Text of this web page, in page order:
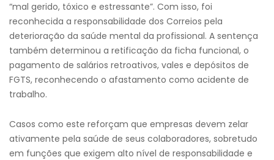
“mal gerido, tóxico e estressante”. Com isso, foi
reconhecida a responsabilidade dos Correios pela
deterioração da saúde mental da profissional. A sentença
também determinou a retificação da ficha funcional, o
pagamento de salários retroativos, vales e depósitos de
FGTS, reconhecendo o afastamento como acidente de
trabalho.
Casos como este reforçam que empresas devem zelar
ativamente pela saúde de seus colaboradores, sobretudo
em funções que exigem alto nível de responsabilidade e